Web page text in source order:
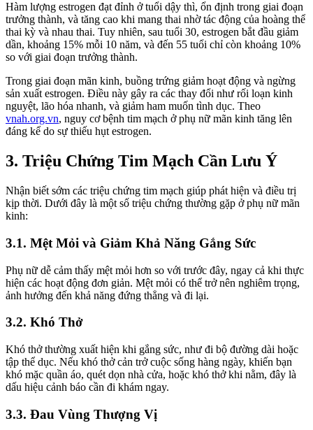
Hàm lượng estrogen đạt đỉnh ở tuổi dậy thì, ổn định trong giai đoạn
trưởng thành, và tăng cao khi mang thai nhờ tác động của hoàng thể
thai kỳ và nhau thai. Tuy nhiên, sau tuổi 30, estrogen bắt đầu giảm
dần, khoảng 15% mỗi 10 năm, và đến 55 tuổi chỉ còn khoảng 10%
so với giai đoạn trưởng thành.
Trong giai đoạn mãn kinh, buồng trứng giảm hoạt động và ngừng
sản xuất estrogen. Điều này gây ra các thay đổi như rối loạn kinh
nguyệt, lão hóa nhanh, và giảm ham muốn tình dục. Theo
vnah.org.vn, nguy cơ bệnh tim mạch ở phụ nữ mãn kinh tăng lên
đáng kể do sự thiếu hụt estrogen.
3. Triệu Chứng Tim Mạch Cần Lưu Ý
Nhận biết sớm các triệu chứng tim mạch giúp phát hiện và điều trị
kịp thời. Dưới đây là một số triệu chứng thường gặp ở phụ nữ mãn
kinh:
3.1. Mệt Mỏi và Giảm Khả Năng Gắng Sức
Phụ nữ dễ cảm thấy mệt mỏi hơn so với trước đây, ngay cả khi thực
hiện các hoạt động đơn giản. Mệt mỏi có thể trở nên nghiêm trọng,
ảnh hưởng đến khả năng đứng thẳng và đi lại.
3.2. Khó Thở
Khó thở thường xuất hiện khi gắng sức, như đi bộ đường dài hoặc
tập thể dục. Nếu khó thở cản trở cuộc sống hàng ngày, khiến bạn
khó mặc quần áo, quét dọn nhà cửa, hoặc khó thở khi nằm, đây là
dấu hiệu cảnh báo cần đi khám ngay.
3.3. Đau Vùng Thượng Vị